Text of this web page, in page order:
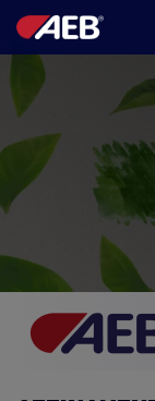
BIRRA
SPIRITS
Carrello